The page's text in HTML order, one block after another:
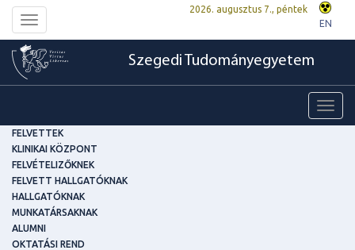
Toggle
navigation
2026. augusztus 7., péntek
EN
Szegedi Tudományegyetem
FELVETTEK
KLINIKAI KÖZPONT
FELVÉTELIZŐKNEK
FELVETT HALLGATÓKNAK
HALLGATÓKNAK
MUNKATÁRSAKNAK
ALUMNI
OKTATÁSI REND